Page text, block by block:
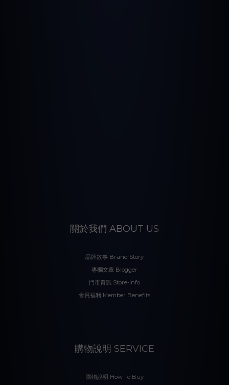
關於我們 ABOUT US
品牌故事 Brand Story
專欄文章 Blogger
門市資訊 Store-info
會員福利 Member Benefits
購物說明 SERVICE
購物說明 How To Buy